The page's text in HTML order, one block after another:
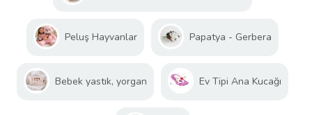
Peluş Hayvanlar Papatya - Gerbera
Bebek yastık, yorgan Ev Tipi Ana Kucağı